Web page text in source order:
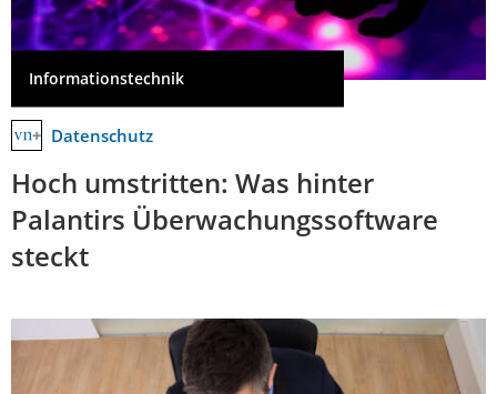
Informationstechnik
Datenschutz
Hoch umstritten: Was hinter
Palantirs Überwachungssoftware
steckt